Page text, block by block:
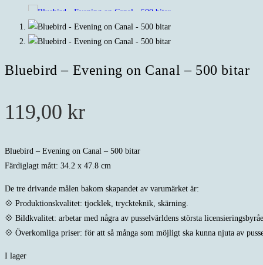
Bluebird – Evening on Canal – 500 bitar
119,00 kr
Bluebird – Evening on Canal – 500 bitar
Färdiglagt mått: 34.2 x 47.8 cm
De tre drivande målen bakom skapandet av varumärket är:
💠 Produktionskvalitet: tjocklek, tryckteknik, skärning.
💠 Bildkvalitet: arbetar med några av pusselvärldens största
💠 Överkomliga priser: för att så många som möjligt ska kunna njuta av
I lager